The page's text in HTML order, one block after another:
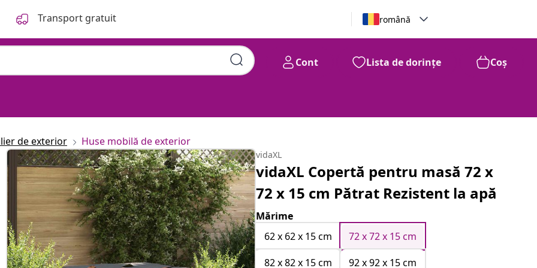
Transport gratuit română
Cont Lista de dorințe Coș
de exterior Huse mobilă de exterior
vidaXL
vidaXL Copertă pentru masă 72 x
72 x 15 cm Pătrat Rezistent la apă
Mărime
62 x 62 x 15 cm
72 x 72 x 15 cm
82 x 82 x 15 cm
92 x 92 x 15 cm